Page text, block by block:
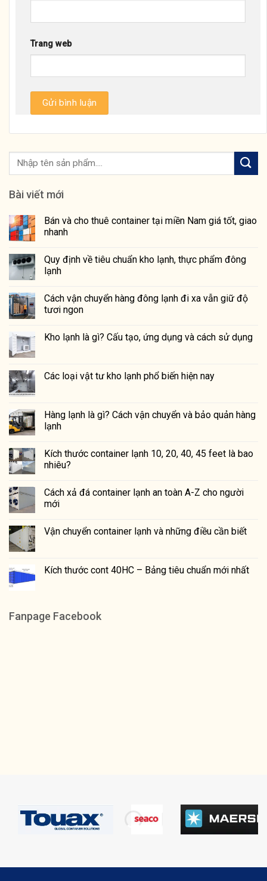
Trang web
Bài viết mới
Bán và cho thuê container tại miền Nam giá tốt, giao
nhanh
Quy định về tiêu chuẩn kho lạnh, thực phẩm đông
lạnh
Cách vận chuyển hàng đông lạnh đi xa vẫn giữ độ
tươi ngon
Kho lạnh là gì? Cấu tạo, ứng dụng và cách sử dụng
Các loại vật tư kho lạnh phổ biến hiện nay
Hàng lạnh là gì? Cách vận chuyển và bảo quản hàng
lạnh
Kích thước container lạnh 10, 20, 40, 45 feet là bao
nhiêu?
Cách xả đá container lạnh an toàn A-Z cho người
mới
Vận chuyển container lạnh và những điều cần biết
Kích thước cont 40HC – Bảng tiêu chuẩn mới nhất
Fanpage Facebook